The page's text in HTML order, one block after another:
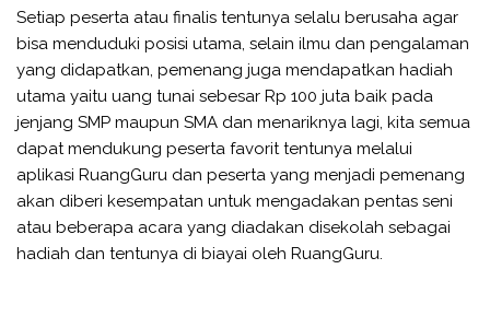
Setiap peserta atau finalis tentunya selalu berusaha agar
bisa menduduki posisi utama, selain ilmu dan pengalaman
yang didapatkan, pemenang juga mendapatkan hadiah
utama yaitu uang tunai sebesar Rp 100 juta baik pada
jenjang SMP maupun SMA dan menariknya lagi, kita semua
dapat mendukung peserta favorit tentunya melalui
aplikasi RuangGuru dan peserta yang menjadi pemenang
akan diberi kesempatan untuk mengadakan pentas seni
atau beberapa acara yang diadakan disekolah sebagai
hadiah dan tentunya di biayai oleh RuangGuru.